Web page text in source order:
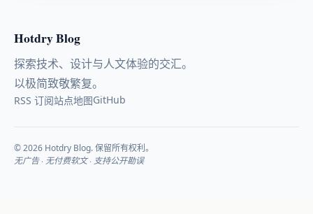
Hotdry Blog
探索技术、设计与人文体验的交汇。
以极简致敬繁复。
RSS 订阅站点地图GitHub
© 2026 Hotdry Blog. 保留所有权利。
无广告 · 无付费软文 · 支持公开勘误